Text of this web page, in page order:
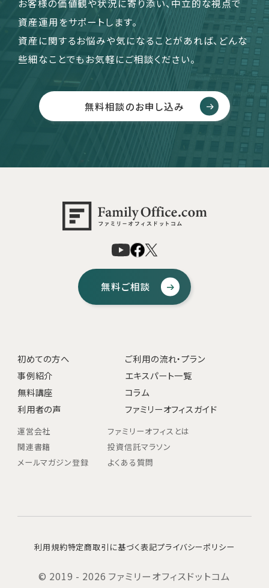
お客様の価値観や状況に寄り添い、中立的な視点で
資産運用をサポートします。
資産に関するお悩みや気になることがあれば、どんな
些細なことでもお気軽にご相談ください。
無料相談のお申し込み
無料ご相談
初めての方へ
ご利用の流れ・プラン
事例紹介
エキスパート一覧
無料講座
コラム
利用者の声
ファミリーオフィスガイド
運営会社
ファミリーオフィスとは
関連書籍
投資信託マラソン
メールマガジン登録
よくある質問
利用規約特定商取引に基づく表記プライバシーポリシー
© 2019 - 2026 ファミリーオフィスドットコム